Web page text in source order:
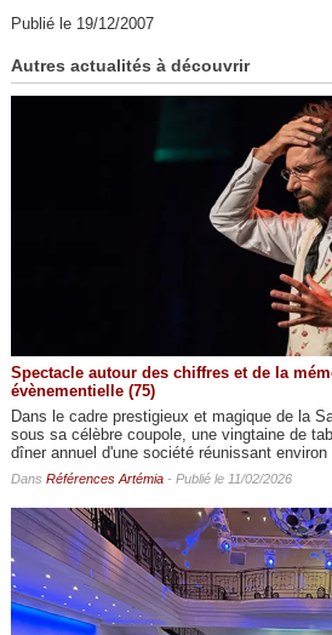
Publié le 19/12/2007
Autres actualités à découvrir
Spectacle autour des chiffres et de la
évènementielle (75)
Dans le cadre prestigieux et magique de la
sous sa célèbre coupole, une vingtaine de
dîner annuel d'une société réunissant environ
Dans Références Artémia- Publié le 11/02/2026